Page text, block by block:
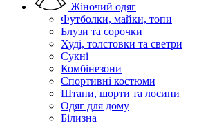
Жіночий одяг
Футболки, майки, топи
Блузи та сорочки
Худі, толстовки та светри
Сукні
Комбінезони
Спортивні костюми
Штани, шорти та лосини
Одяг для дому
Білизна